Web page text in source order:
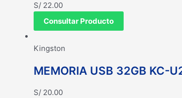
S/ 22.00
Consultar Producto
Kingston
MEMORIA USB 32GB KC-
S/ 20.00